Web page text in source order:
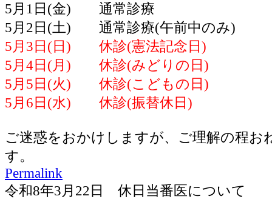
5月1日(金) 通常診療
5月2日(土) 通常診療(午前中のみ)
5月3日(日) 休診(憲法記念日)
5月4日(月) 休診(みどりの日)
5月5日(火) 休診(こどもの日)
5月6日(水) 休診(振替休日)
ご迷惑をおかけしますが、ご理解の程お
す。
Permalink
令和8年3月22日 休日当番医について